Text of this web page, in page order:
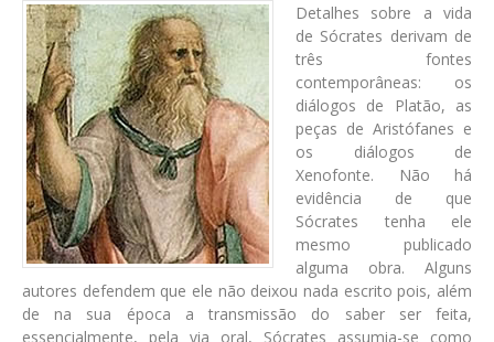
Detalhes sobre a vida
de Sócrates derivam de
três fontes
contemporâneas: os
diálogos de Platão, as
peças de Aristófanes e
os diálogos de
Xenofonte. Não há
evidência de que
Sócrates tenha ele
mesmo publicado
alguma obra. Alguns
autores defendem que ele não deixou nada escrito pois, além
de na sua época a transmissão do saber ser feita,
essencialmente, pela via oral, Sócrates assumia-se como